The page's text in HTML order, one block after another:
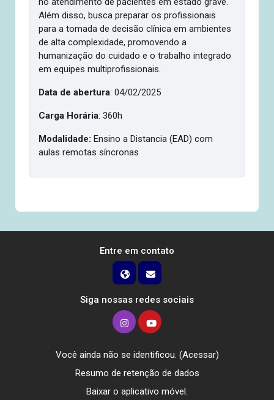
Além disso, busca preparar os profissionais
para a tomada de decisão clínica em ambientes
de alta complexidade, promovendo a
humanização do cuidado e o trabalho integrado
em equipes multiprofissionais.
Data de abertura: 04/02/2025
Carga Horária: 360h
Modalidade: Ensino a Distancia (EAD) com
aulas remotas síncronas
Entre em contato
Siga nossas redes sociais
Você ainda não se identificou. (Acessar)
Resumo de retenção de dados
Baixar o aplicativo móvel.